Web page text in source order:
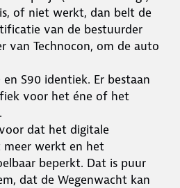
of niet werkt, dan belt de
van de bestuurder
van Technocon, om de auto
S90 identiek. Er bestaan
voor het éne of het
dat het digitale
werkt en het
beperkt. Dat is puur
dat de Wegenwacht kan